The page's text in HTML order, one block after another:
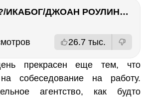
Хорошая книга?/ИКАБОГ/ДЖОАН РОУЛИНГ/Есть ли смысл покупать?
26.7 тыс.
прекрасен еще тем, что
собеседование на работу.
агентство, как будто